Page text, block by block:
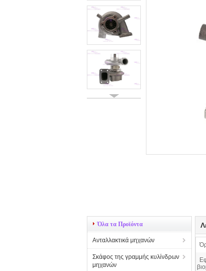
Όλα τα Προϊόντα
Ανταλλακτικά μηχανών
Σκάφος της γραμμής κυλίνδρων
μηχανών